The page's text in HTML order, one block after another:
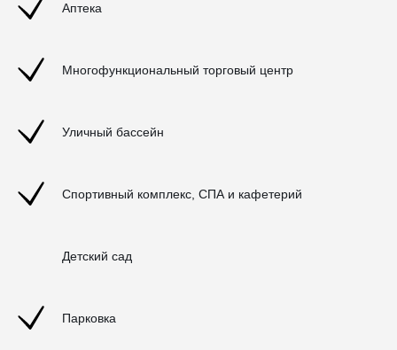
Аптека
Многофункциональный торговый центр
Уличный бассейн
Спортивный комплекс, СПА и кафетерий
Детский сад
Парковка